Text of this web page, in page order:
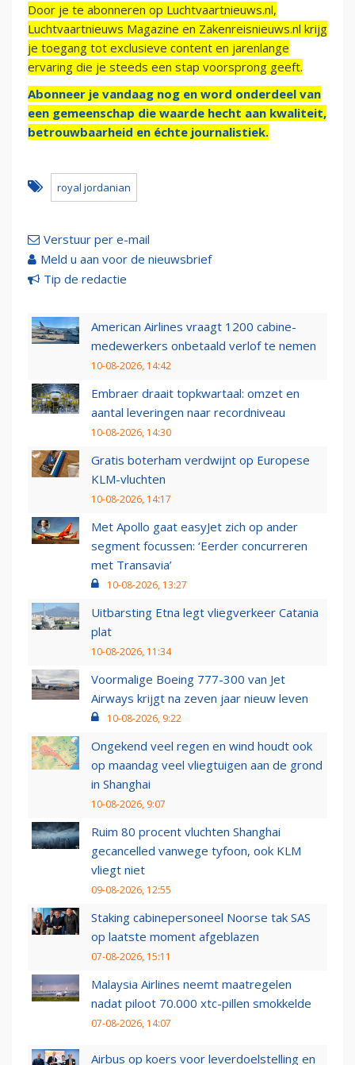
Door je te abonneren op Luchtvaartnieuws.nl,
Luchtvaartnieuws Magazine en Zakenreisnieuws.nl krijg
je toegang tot exclusieve content en jarenlange
ervaring die je steeds een stap voorsprong geeft.
Abonneer je vandaag nog en word onderdeel van
een gemeenschap die waarde hecht aan kwaliteit,
betrouwbaarheid en échte journalistiek.
royal jordanian
Verstuur per e-mail
Meld u aan voor de nieuwsbrief
Tip de redactie
American Airlines vraagt 1200 cabine-
medewerkers onbetaald verlof te nemen
10-08-2026, 14:42
Embraer draait topkwartaal: omzet en
aantal leveringen naar recordniveau
10-08-2026, 14:30
Gratis boterham verdwijnt op Europese
KLM-vluchten
10-08-2026, 14:17
Met Apollo gaat easyJet zich op ander
segment focussen: ‘Eerder concurreren
met Transavia’
10-08-2026, 13:27
Uitbarsting Etna legt vliegverkeer Catania
plat
10-08-2026, 11:34
Voormalige Boeing 777-300 van Jet
Airways krijgt na zeven jaar nieuw leven
10-08-2026, 9:22
Ongekend veel regen en wind houdt ook
op maandag veel vliegtuigen aan de grond
in Shanghai
10-08-2026, 9:07
Ruim 80 procent vluchten Shanghai
gecancelled vanwege tyfoon, ook KLM
vliegt niet
09-08-2026, 12:55
Staking cabinepersoneel Noorse tak SAS
op laatste moment afgeblazen
07-08-2026, 15:11
Malaysia Airlines neemt maatregelen
nadat piloot 70.000 xtc-pillen smokkelde
07-08-2026, 14:07
Airbus op koers voor leverdoelstelling en